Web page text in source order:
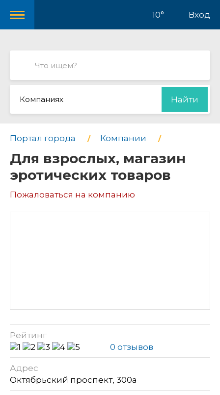
10° Вход
Компаниях Найти
Портал города Компании
Для взрослых, магазин
эротических товаров
Пожаловаться на компанию
Рейтинг
0 отзывов
Адрес
Октябрьский проспект, 300а